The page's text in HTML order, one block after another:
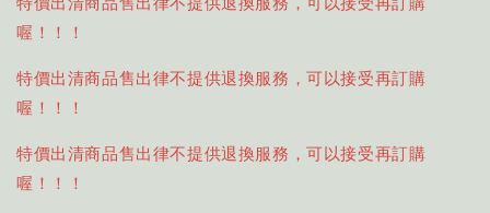
喔！！！
特價出清商品售出律不提供退換服務，可以接受再訂購
喔！！！
特價出清商品售出律不提供退換服務，可以接受再訂購
喔！！！